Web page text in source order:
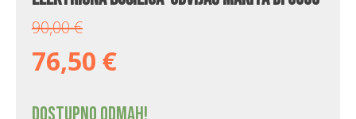
90,00€
76,50 €